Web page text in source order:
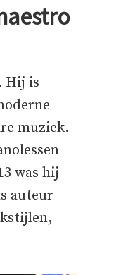
Hij is
muziek.
was hij
auteur